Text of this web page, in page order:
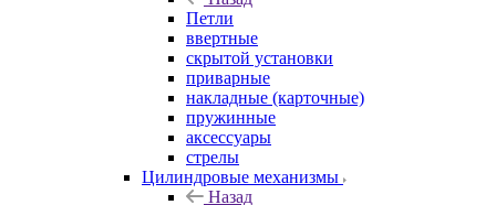
Петли
ввертные
скрытой установки
приварные
накладные (карточные)
пружинные
аксессуары
стрелы
Цилиндровые механизмы
Назад